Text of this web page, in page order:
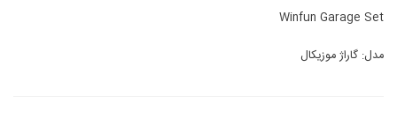
Winfun Garage Set
مدل: گاراژ موزیکال